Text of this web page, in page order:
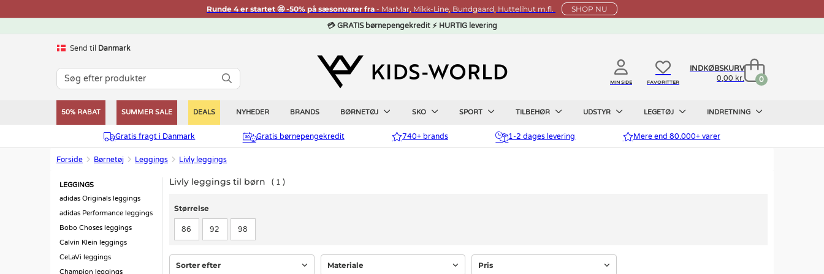
Runde 4 er startet 🤩 -50% på sæsonvarer fra - MarMar, Mikk-Line, Bundgaard, Huttelihut m.fl. SHOP NU
💳 GRATIS børnepengekredit ⚡ HURTIG levering
Send til Danmark
MIN SIDE FAVORITTER
INDKØBSKURV
0,00 kr.
0
50% RABAT SUMMER SALE DEALS NYHEDER BRANDS BØRNETØJ SKO SPORT TILBEHØR UDSTYR LEGETØJ INDRETNING
Gratis fragt i Danmark Gratis børnepengekredit 740+ brands 1-2 dages levering Mere end 80.000+ varer
Forside Børnetøj Leggings Livly leggings
LEGGINGS
adidas Originals leggings
adidas Performance leggings
Bobo Choses leggings
Calvin Klein leggings
CeLaVi leggings
Champion leggings
Livly leggings til børn 1
Størrelse
86 92 98
Sorter efter Materiale Pris